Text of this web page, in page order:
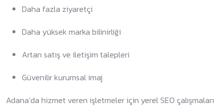
Daha fazla ziyaretçi
Daha yüksek marka bilinirliği
Artan satış ve iletişim talepleri
Güvenilir kurumsal imaj
Adana’da hizmet veren işletmeler için yerel SEO çalışmaları